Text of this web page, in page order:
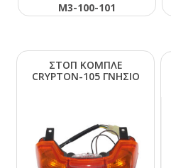
Μ3-100-101
ΣΤΟΠ ΚΟΜΠΛΕ
CRΥΡΤΟΝ-105 ΓΝΗΣΙΟ